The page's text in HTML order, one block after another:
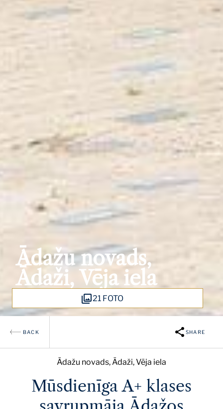
Ādažu novads,
Ādaži, Vēja iela
21 FOTO
BACK SHARE
Ādažu novads, Ādaži, Vēja iela
Mūsdienīga A+ klases